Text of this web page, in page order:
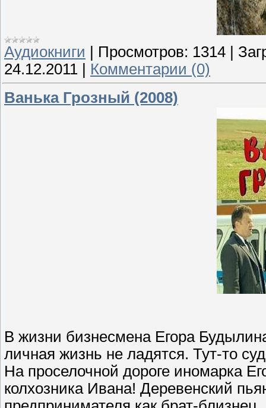
Аудиокниги Просмотров: 1314
24.12.2011
Комментарии (0)
Ванька Грозный (2008)
В жизни бизнесмена Егора
личная жизнь не ладятся. Тут-то
На проселочной дороге иномарка
колхозника Ивана! Деревенский